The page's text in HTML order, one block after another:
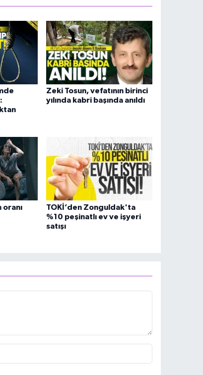
Zeki Tosun, vefatının birinci
yılında kabri başında anıldı
TOKİ’den Zonguldak'ta
%10 peşinatlı ev ve işyeri
satışı